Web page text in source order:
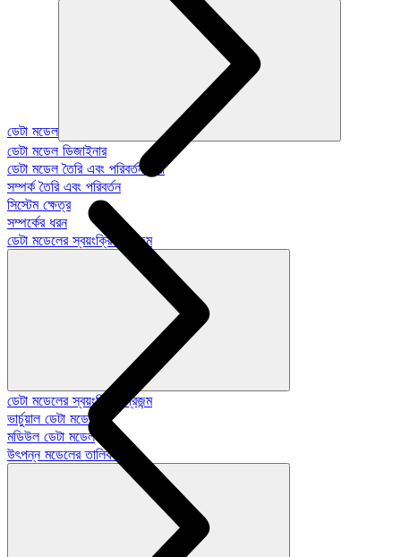
ডেটা মডেল
ডেটা মডেল ডিজাইনার
ডেটা মডেল তৈরি এবং পরিবর্তন করা
সম্পর্ক তৈরি এবং পরিবর্তন
সিস্টেম ক্ষেত্র
সম্পর্কের ধরন
ডেটা মডেলের স্বয়ংক্রিয়-প্রজন্ম
ডেটা মডেলের স্বয়ংক্রিয়-প্রজন্ম
ভার্চুয়াল ডেটা মডেল
মডিউল ডেটা মডেল
উৎপন্ন মডেলের তালিকা